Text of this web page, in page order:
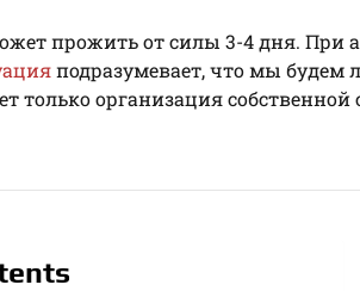
прожить от силы 3-4 дня.
подразумевает, что мы
только организация